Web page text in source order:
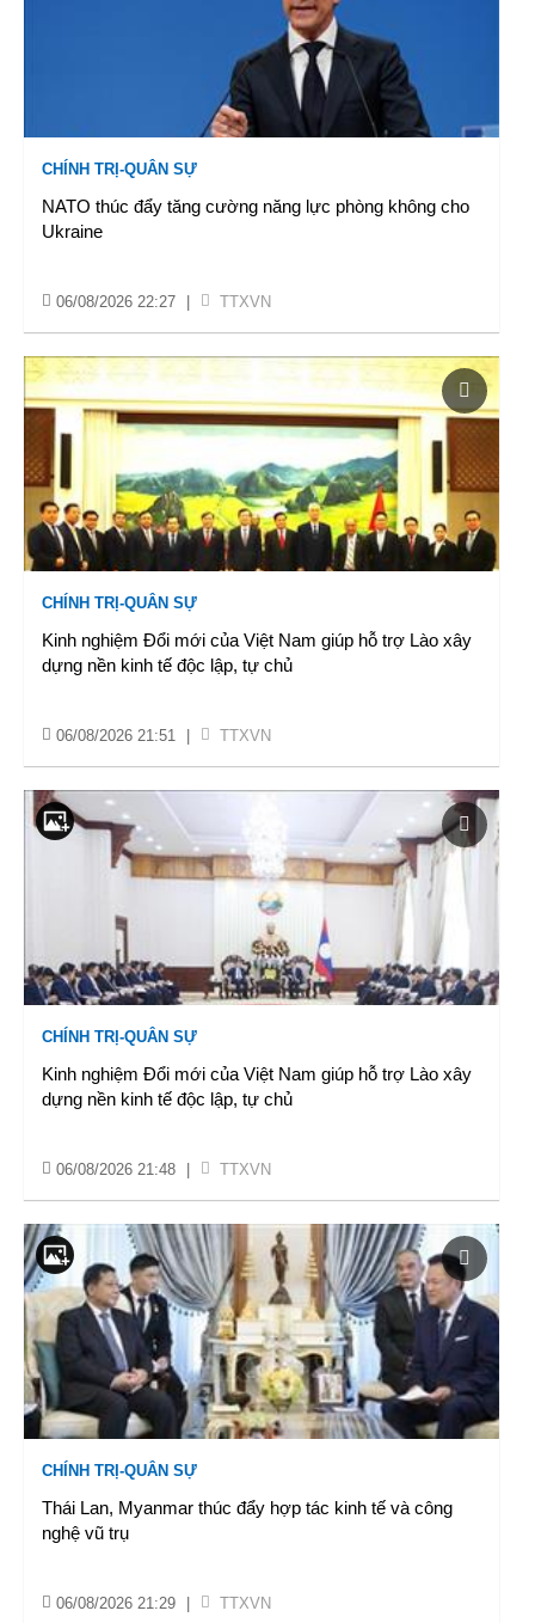
CHÍNH TRỊ-QUÂN SỰ
NATO thúc đẩy tăng cường năng lực phòng không cho
Ukraine
06/08/2026 22:27 TTXVN
CHÍNH TRỊ-QUÂN SỰ
Kinh nghiệm Đổi mới của Việt Nam giúp hỗ trợ Lào xây
dựng nền kinh tế độc lập, tự chủ
06/08/2026 21:51 TTXVN
CHÍNH TRỊ-QUÂN SỰ
Kinh nghiệm Đổi mới của Việt Nam giúp hỗ trợ Lào xây
dựng nền kinh tế độc lập, tự chủ
06/08/2026 21:48 TTXVN
CHÍNH TRỊ-QUÂN SỰ
Thái Lan, Myanmar thúc đẩy hợp tác kinh tế và công
nghệ vũ trụ
06/08/2026 21:29 TTXVN